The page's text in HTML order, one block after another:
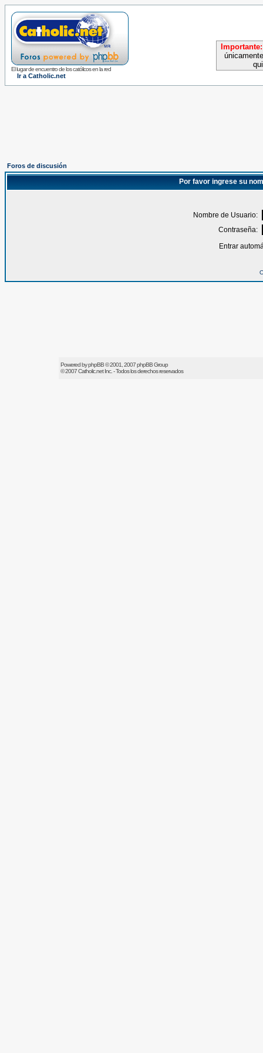
El lugar de encuentro de los católicos en la red
Ir a Catholic.net
Importante:
Foros de discusión
Por favor ingrese su
Nombre de Usuario:
Contraseña:
Entrar
Powered byphpBB© 2001, 2007 phpBB Group
© 2007Catholic.netInc. - Todos los derechos reservados